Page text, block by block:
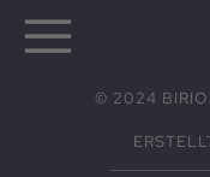
© 2024 BIRIO